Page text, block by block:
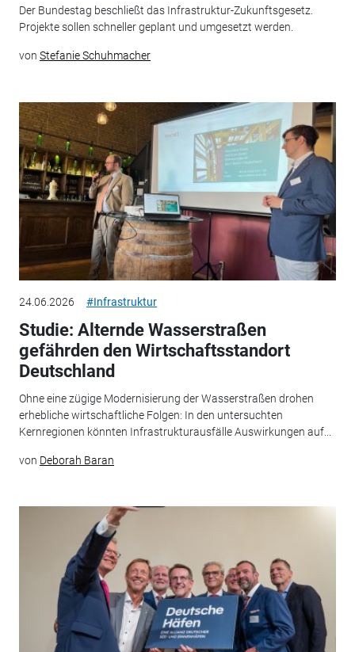
Der Bundestag beschließt das Infrastruktur-Zukunftsgesetz.
Projekte sollen schneller geplant und umgesetzt werden.
von Stefanie Schuhmacher
24.06.2026 #Infrastruktur
Studie: Alternde Wasserstraßen
gefährden den Wirtschaftsstandort
Deutschland
Ohne eine zügige Modernisierung der Wasserstraßen drohen
erhebliche wirtschaftliche Folgen: In den untersuchten
Kernregionen könnten Infrastrukturausfälle Auswirkungen auf...
von Deborah Baran